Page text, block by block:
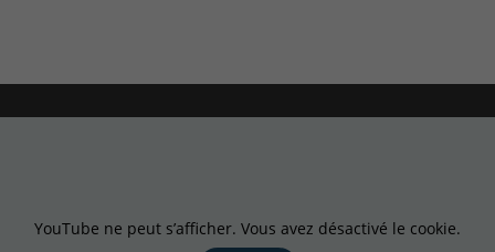
YouTube ne peut s’afficher. Vous avez désactivé le cookie.